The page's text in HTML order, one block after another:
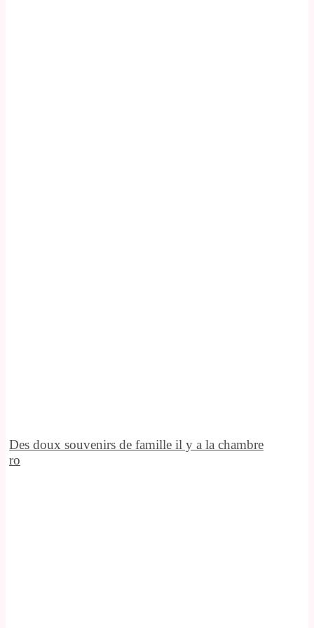
Des doux souvenirs de famille il y a la chambre
ro